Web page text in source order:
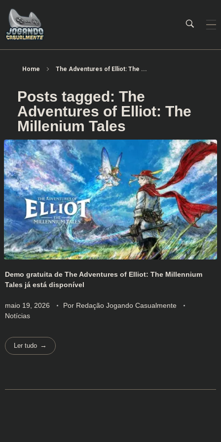
Home The Adventures of Elliot: The ...
Posts tagged: The
Adventures of Elliot: The
Millenium Tales
Demo gratuita de The Adventures of Elliot: The Millennium
Tales já está disponível
maio 19, 2026 Por Redação Jogando Casualmente
Notícias
Ler tudo